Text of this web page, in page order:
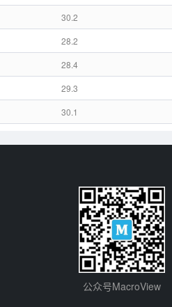
30.2
28.2
28.4
29.3
30.1
公众号MacroView